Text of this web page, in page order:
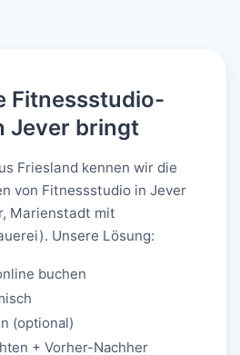
Fitnessstudio-
Jever bringt
Friesland kennen wir die
von Fitnessstudio in Jever
Marienstadt mit
Unsere Lösung:
buchen
(optional)
+ Vorher-Nachher